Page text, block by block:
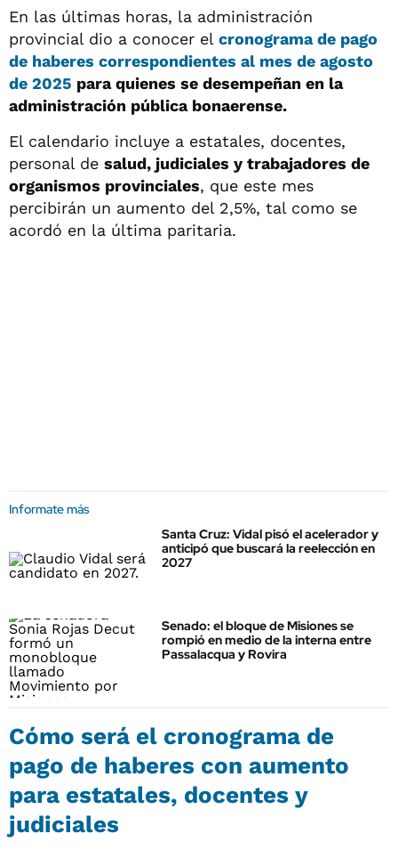
En las últimas horas, la administración
provincial dio a conocer el cronograma de pago
de haberes correspondientes al mes de agosto
de 2025 para quienes se desempeñan en la
administración pública bonaerense.
El calendario incluye a estatales, docentes,
personal de salud, judiciales y trabajadores de
organismos provinciales, que este mes
percibirán un aumento del 2,5%, tal como se
acordó en la última paritaria.
Informate más
Santa Cruz: Vidal pisó el acelerador y
anticipó que buscará la reelección en
2027
Senado: el bloque de Misiones se
rompió en medio de la interna entre
Passalacqua y Rovira
Cómo será el cronograma de
pago de haberes con aumento
para estatales, docentes y
judiciales